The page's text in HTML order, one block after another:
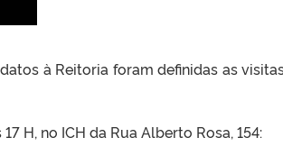
à Reitoria foram definidas as
H, no ICH da Rua Alberto Rosa, 154: